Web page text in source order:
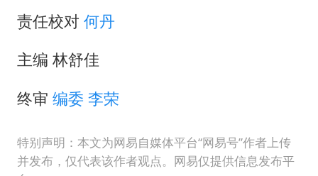
责任校对 何丹
主编 林舒佳
终审 编委 李荣
特别声明：本文为网易自媒体平台“网易号”作者上传
并发布，仅代表该作者观点。网易仅提供信息发布平